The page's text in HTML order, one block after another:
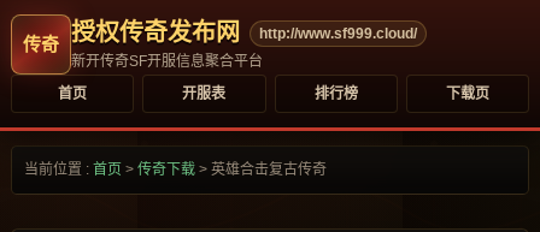
授权传奇发布网
http://www.sf999.cloud/
新开传奇SF开服信息聚合平台
首页
开服表 排行榜 下载页
当前位置 : 首页 > 传奇下载 > 英雄合击复古传奇